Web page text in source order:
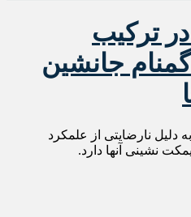
ترکیب
جانشین
دلیل نارضایتی از علمکرد
نشینی آنها دارد.